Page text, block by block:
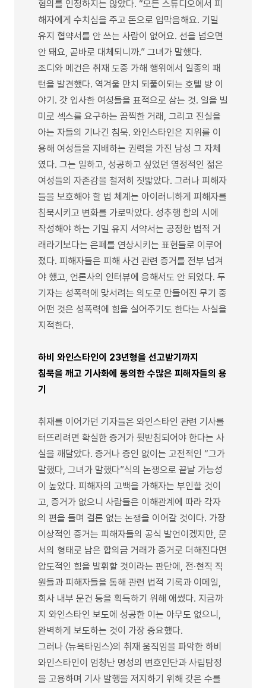
혐의를 인정하지는 않았다. “모든 스튜디오에서 피
해자에게 수치심을 주고 돈으로 입막음해요. 기밀
유지 협약서를 안 쓰는 사람이 없어요. 선을 넘으면
안 돼요, 곧바로 대체되니까.” 그녀가 말했다.
조디와 메건은 취재 도중 가해 행위에서 일종의 패
턴을 발견했다. 역겨울 만치 되풀이되는 호텔 방 이
야기. 갓 입사한 여성들을 표적으로 삼는 것. 일을 빌
미로 섹스를 요구하는 끔찍한 거래, 그리고 진실을
아는 자들의 기나긴 침묵. 와인스타인은 지위를 이
용해 여성들을 지배하는 권력을 가진 남성 그 자체
였다. 그는 일하고, 성공하고 싶었던 열정적인 젊은
여성들의 자존감을 철저히 짓밟았다. 그러나 피해자
들을 보호해야 할 법 체계는 아이러니하게 피해자를
침묵시키고 변화를 가로막았다. 성추행 합의 시에
작성해야 하는 기밀 유지 서약서는 공정한 법적 거
래라기보다는 은폐를 연상시키는 표현들로 이루어
졌다. 피해자들은 피해 사건 관련 증거를 전부 넘겨
야 했고, 언론사의 인터뷰에 응해서도 안 되었다. 두
기자는 성폭력에 맞서려는 의도로 만들어진 무기 중
어떤 것은 성폭력에 힘을 실어주기도 한다는 사실을
지적한다.
하비 와인스타인이 23년형을 선고받기까지
침묵을 깨고 기사화에 동의한 수많은 피해자들의 용
기
취재를 이어가던 기자들은 와인스타인 관련 기사를
터뜨리려면 확실한 증거가 뒷받침되어야 한다는 사
실을 깨달았다. 증거나 증인 없이는 고전적인 “그가
말했다, 그녀가 말했다”식의 논쟁으로 끝날 가능성
이 높았다. 피해자의 고백을 가해자는 부인할 것이
고, 증거가 없으니 사람들은 이해관계에 따라 각자
의 편을 들며 결론 없는 논쟁을 이어갈 것이다. 가장
이상적인 증거는 피해자들의 공식 발언이겠지만, 문
서의 형태로 남은 합의금 거래가 증거로 더해진다면
압도적인 힘을 발휘할 것이라는 판단에, 전·현직 직
원들과 피해자들을 통해 관련 법적 기록과 이메일,
회사 내부 문건 등을 획득하기 위해 애썼다. 지금까
지 와인스타인 보도에 성공한 이는 아무도 없으니,
완벽하게 보도하는 것이 가장 중요했다.
그러나 〈뉴욕타임스〉의 취재 움직임을 파악한 하비
와인스타인이 엄청난 명성의 변호인단과 사립탐정
을 고용하며 기사 발행을 저지하기 위해 갖은 수를